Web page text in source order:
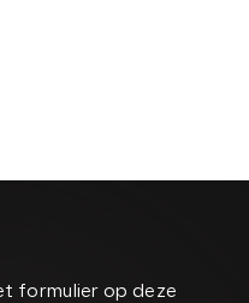
formulier op deze